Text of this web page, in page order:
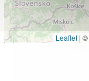
Leaflet | ©